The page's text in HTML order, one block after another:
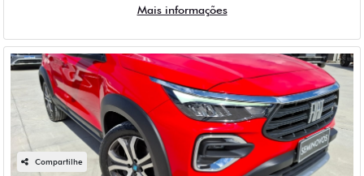
Mais informações
Compartilhe